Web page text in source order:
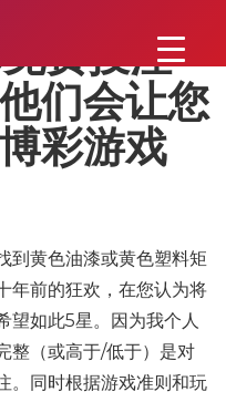
费投注
们会让您
彩游戏
到黄色油漆或黄色塑料矩
年前的狂欢，在您认为将
望如此5星。因为我个人
整（或高于/低于）是对
。同时根据游戏准则和玩